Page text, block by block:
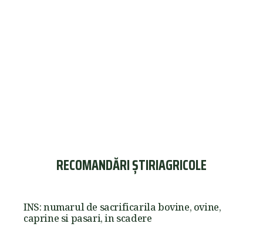
RECOMANDĂRI ȘTIRIAGRICOLE
INS: numarul de sacrificarila bovine, ovine,
caprine si pasari, in scadere